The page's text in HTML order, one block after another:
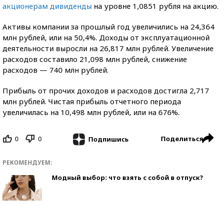
акционерам дивиденды на уровне 1,0851 рубля на акцию.
Активы компании за прошлый год увеличились на 24,364
млн рублей, или на 50,4%. Доходы от эксплуатационной
деятельности выросли на 26,817 млн рублей. Увеличение
расходов составило 21,098 млн рублей, снижение
расходов — 740 млн рублей.
Прибыль от прочих доходов и расходов достигла 2,717
млн рублей. Чистая прибыль отчетного периода
увеличилась на 10,498 млн рублей, или на 676%.
0 0 Подпишись Поделиться
РЕКОМЕНДУЕМ:
Модный выбор: что взять с собой в отпуск?